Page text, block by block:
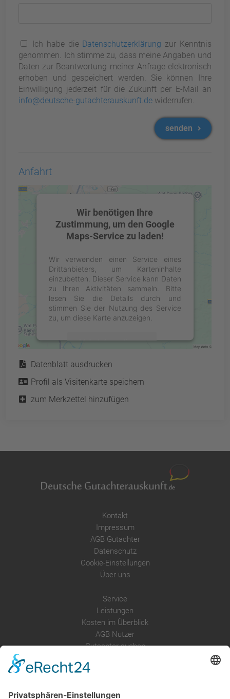
Ich habe die Datenschutzerklärung zur Kenntnis
genommen. Ich stimme zu, dass meine Angaben und
Daten zur Beantwortung meiner Anfrage elektronisch
erhoben und gespeichert werden. Sie können Ihre
Einwilligung jederzeit für die Zukunft per E-Mail an
info@deutsche-gutachterauskunft.de widerrufen.
senden
Anfahrt
Wir benötigen Ihre
Zustimmung, um den Google
Maps-Service zu laden!
Wir verwenden einen Service eines
Drittanbieters, um Karteninhalte
einzubetten. Dieser Service kann Daten
zu Ihren Aktivitäten sammeln. Bitte
lesen Sie die Details durch und
stimmen Sie der Nutzung des Service
zu, um diese Karte anzuzeigen.
Mehr Informationen
Akzeptieren
powered by Usercentrics Consent
Management Platform
Service
Datenblatt ausdrucken
Profil als Visitenkarte speichern
zum Merkzettel hinzufügen
Kontakt
Impressum
AGB Gutachter
Datenschutz
Cookie-Einstellungen
Über uns
Service
Leistungen
Kosten im Überblick
AGB Nutzer
Gutachter suchen
Anfrage